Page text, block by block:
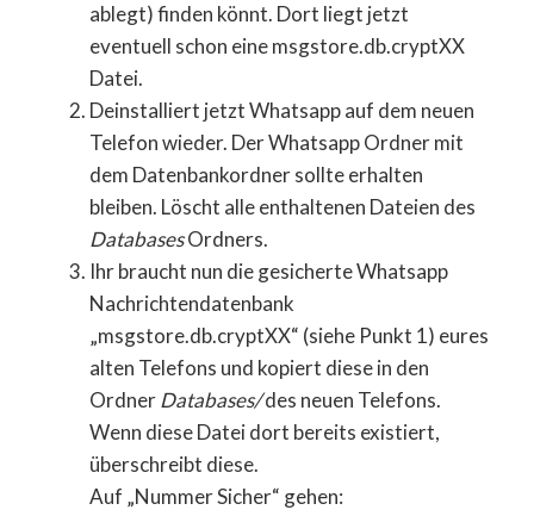
ablegt) finden könnt. Dort liegt jetzt
eventuell schon eine msgstore.db.cryptXX
Datei.
Deinstalliert jetzt Whatsapp auf dem neuen
Telefon wieder. Der Whatsapp Ordner mit
dem Datenbankordner sollte erhalten
bleiben. Löscht alle enthaltenen Dateien des
DatabasesOrdners.
Ihr braucht nun die gesicherte Whatsapp
Nachrichtendatenbank
„msgstore.db.cryptXX“ (siehe Punkt 1) eures
alten Telefons und kopiert diese in den
OrdnerDatabases/des neuen Telefons.
Wenn diese Datei dort bereits existiert,
überschreibt diese.
Auf „Nummer Sicher“ gehen: